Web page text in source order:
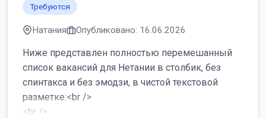
Требуются
Натания Опубликовано: 16.06.2026
Ниже представлен полностью перемешанный
список вакансий для Нетании в столбик, без
спинтакса и без эмодзи, в чистой текстовой
разметке:<br />
<br />